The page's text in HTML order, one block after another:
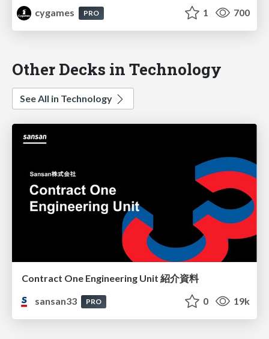
cygames
PRO 1 700
Other Decks in Technology
See All in Technology
Contract One Engineering Unit 紹介資料
sansan33
PRO 0 19k